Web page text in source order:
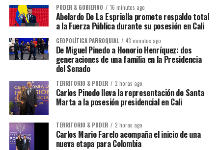
PODER & GOBIERNO 16 minutos ago
Abelardo De La Espriella promete respaldo total
a la Fuerza Pública durante su posesión en Cali
GEOPOLÍTICA PARROQUIAL 43 minutos ago
De Miguel Pinedo a Honorio Henríquez: dos
generaciones de una familia en la Presidencia
del Senado
TERRITORIO & PODER 2 horas ago
Carlos Pinedo lleva la representación de Santa
Marta a la posesión presidencial en Cali
TERRITORIO & PODER 2 horas ago
Carlos Mario Farelo acompaña el inicio de una
nueva etapa para Colombia